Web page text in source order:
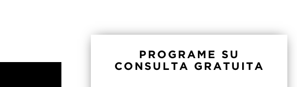
PROGRAME SU
CONSULTA GRATUITA